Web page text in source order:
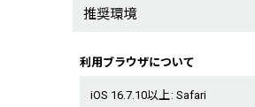
推奨環境
利用ブラウザについて
iOS 16.7.10以上: Safari